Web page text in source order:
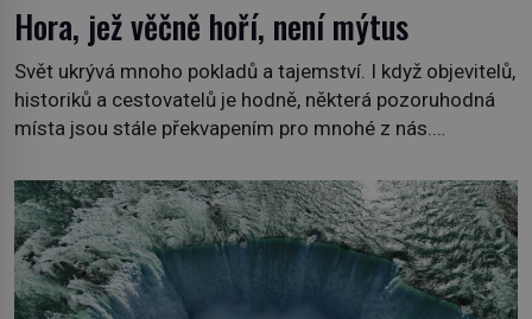
Hora, jež věčně hoří, není mýtus
Svět ukrývá mnoho pokladů a tajemství. I když objevitelů,
historiků a cestovatelů je hodně, některá pozoruhodná
místa jsou stále překvapením pro mnohé z nás.
Albánie či úchvatná atmosféra Kypru jsou jedny z míst,
která nám mají co nabídnout a vyprávět. Uznávaná
historička Bettany Hughes, se vydala prozkoumat
pozoruhodné úkazy, o kterých jste možná doposud
neslyšeli. Hora, […]